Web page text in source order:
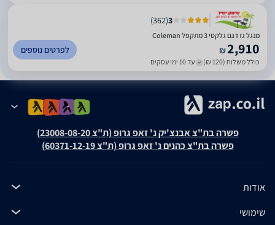
3
(
362
)
מנגל גז דגם גלקסי 3 מתקפל Coleman
₪2,910
כולל משלוח (120 ₪) עד 10 ימי עסקים
לפרטים נוספים
פשרה בת"צ אבנצ'יק נ' זאפ גרופ (ת"צ 23008-08-20)
פשרה בת"צ כהנים נ' זאפ גרופ (ת"צ 60371-12-19)
אודות
שימושי